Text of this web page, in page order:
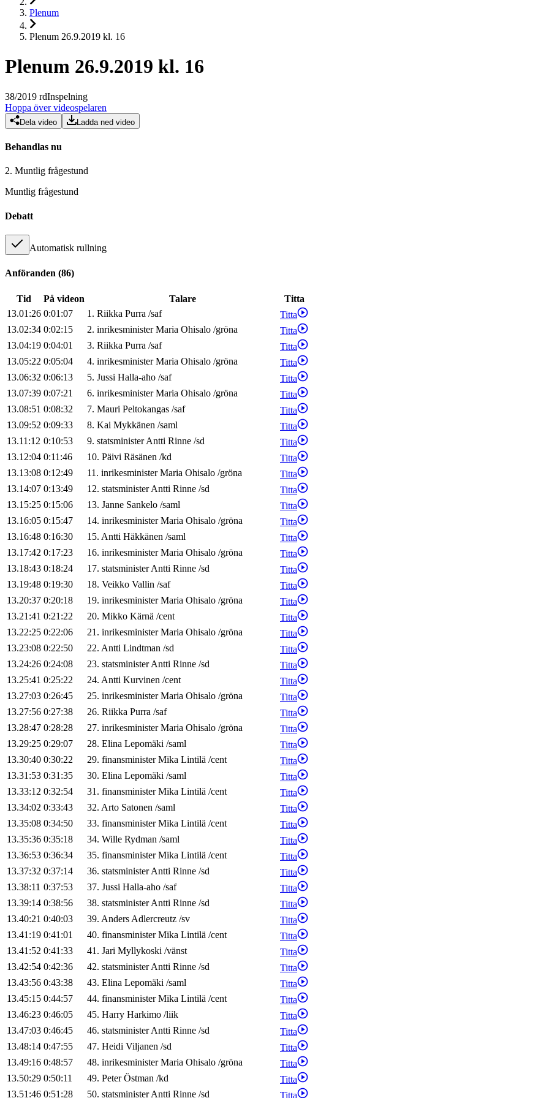
Plenum
Plenum 26.9.2019 kl. 16
Plenum 26.9.2019 kl. 16
38/2019 rdInspelning
Hoppa över videospelaren
Dela video Ladda ned video
Behandlas nu
2. Muntlig frågestund
Muntlig frågestund
Debatt
Automatisk rullning
Anföranden (86)
Tid På videon Talare
Titta
13.01:26 0:01:07 1. Riikka Purra /saf
Titta
13.02:34 0:02:15 2. inrikesminister Maria Ohisalo /gröna
Titta
13.04:19 0:04:01 3. Riikka Purra /saf
Titta
13.05:22 0:05:04 4. inrikesminister Maria Ohisalo /gröna
Titta
13.06:32 0:06:13 5. Jussi Halla-aho /saf
Titta
13.07:39 0:07:21 6. inrikesminister Maria Ohisalo /gröna
Titta
13.08:51 0:08:32 7. Mauri Peltokangas /saf
Titta
13.09:52 0:09:33 8. Kai Mykkänen /saml
Titta
13.11:12 0:10:53 9. statsministerAntti Rinne /sd
Titta
13.12:04 0:11:46 10. Päivi Räsänen /kd
Titta
13.13:08 0:12:49 11. inrikesminister Maria Ohisalo /gröna
Titta
13.14:07 0:13:49 12. statsministerAntti Rinne /sd
Titta
13.15:25 0:15:06 13. Janne Sankelo /saml
Titta
13.16:05 0:15:47 14. inrikesminister Maria Ohisalo /gröna
Titta
13.16:48 0:16:30 15. Antti Häkkänen /saml
Titta
13.17:42 0:17:23 16. inrikesminister Maria Ohisalo /gröna
Titta
13.18:43 0:18:24 17. statsministerAntti Rinne /sd
Titta
13.19:48 0:19:30 18. Veikko Vallin /saf
Titta
13.20:37 0:20:18 19. inrikesminister Maria Ohisalo /gröna
Titta
13.21:41 0:21:22 20. Mikko Kärnä /cent
Titta
13.22:25 0:22:06 21. inrikesminister Maria Ohisalo /gröna
Titta
13.23:08 0:22:50 22. Antti Lindtman /sd
Titta
13.24:26 0:24:08 23. statsministerAntti Rinne /sd
Titta
13.25:41 0:25:22 24. Antti Kurvinen /cent
Titta
13.27:03 0:26:45 25. inrikesminister Maria Ohisalo /gröna
Titta
13.27:56 0:27:38 26. Riikka Purra /saf
Titta
13.28:47 0:28:28 27. inrikesminister Maria Ohisalo /gröna
Titta
13.29:25 0:29:07 28. Elina Lepomäki /saml
Titta
13.30:40 0:30:22 29. finansminister Mika Lintilä /cent
Titta
13.31:53 0:31:35 30. Elina Lepomäki /saml
Titta
13.33:12 0:32:54 31. finansminister Mika Lintilä /cent
Titta
13.34:02 0:33:43 32. Arto Satonen /saml
Titta
13.35:08 0:34:50 33. finansminister Mika Lintilä /cent
Titta
13.35:36 0:35:18 34. Wille Rydman /saml
Titta
13.36:53 0:36:34 35. finansminister Mika Lintilä /cent
Titta
13.37:32 0:37:14 36. statsministerAntti Rinne /sd
Titta
13.38:11 0:37:53 37. Jussi Halla-aho /saf
Titta
13.39:14 0:38:56 38. statsministerAntti Rinne /sd
Titta
13.40:21 0:40:03 39. AndersAdlercreutz /sv
Titta
13.41:19 0:41:01 40. finansminister Mika Lintilä /cent
Titta
13.41:52 0:41:33 41. Jari Myllykoski /vänst
Titta
13.42:54 0:42:36 42. statsministerAntti Rinne /sd
Titta
13.43:56 0:43:38 43. Elina Lepomäki /saml
Titta
13.45:15 0:44:57 44. finansminister Mika Lintilä /cent
Titta
13.46:23 0:46:05 45. Harry Harkimo /liik
Titta
13.47:03 0:46:45 46. statsministerAntti Rinne /sd
Titta
13.48:14 0:47:55 47. Heidi Viljanen /sd
Titta
13.49:16 0:48:57 48. inrikesminister Maria Ohisalo /gröna
Titta
13.50:29 0:50:11 49. Peter Östman /kd
Titta
13.51:46 0:51:28 50. statsministerAntti Rinne /sd Titta